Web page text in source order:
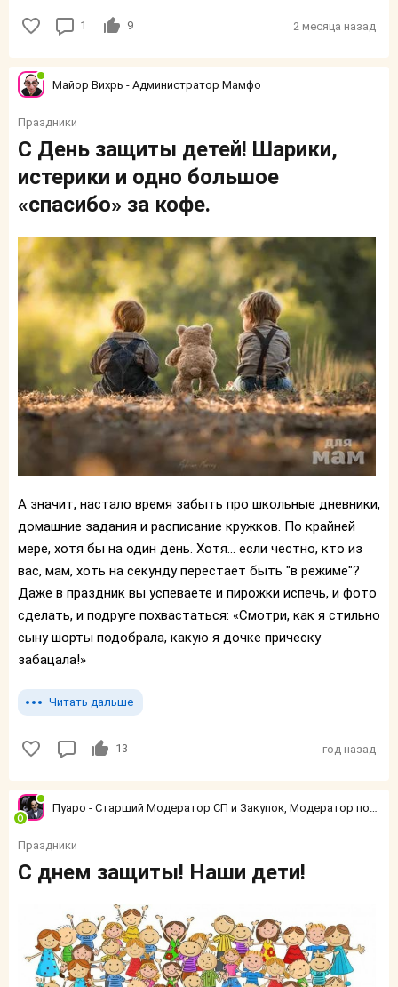
1 9 2 месяца назад
Майор Вихрь - Администратор Мамфо
Праздники
С День защиты детей! Шарики,
истерики и одно большое
«спасибо» за кофе.
А значит, настало время забыть про школьные дневники,
домашние задания и расписание кружков. По крайней
мере, хотя бы на один день. Хотя... если честно, кто из
вас, мам, хоть на секунду перестаёт быть "в режиме"?
Даже в праздник вы успеваете и пирожки испечь, и фото
сделать, и подруге похвастаться: «Смотри, как я стильно
сыну шорты подобрала, какую я дочке прическу
забацала!»
Читать дальше
13 год назад
Праздники
С днем защиты! Наши дети!